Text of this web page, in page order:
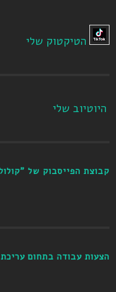
הטיקטוק שלי
היוטיוב שלי
קבוצת הפייסבוק של
הצעות עבודה בתחום